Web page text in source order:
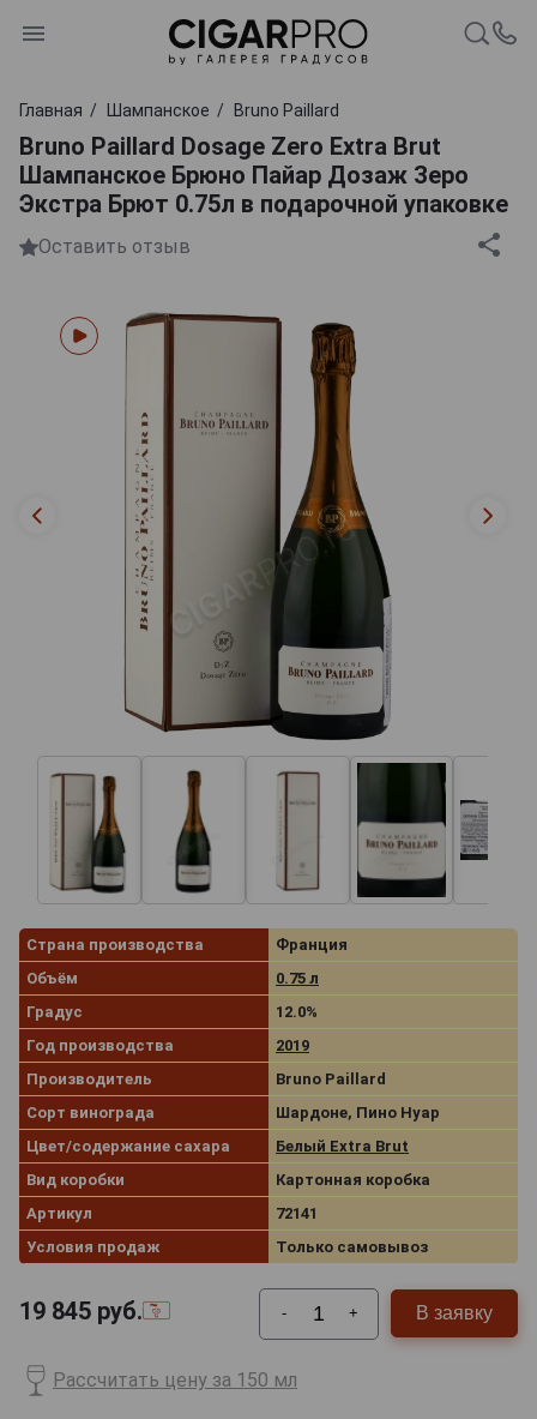
Главная Шампанское Bruno Paillard
Bruno Paillard Dosage Zero Extra Brut
Шампанское Брюно Пайар Дозаж Зеро
Экстра Брют 0.75л в подарочной упаковке
Оставить отзыв
Страна производства
Франция
Объём
0.75 л
Градус
12.0%
Год производства
2019
Производитель
Bruno Paillard
Сорт винограда
Шардоне, Пино Нуар
Цвет/содержание сахара
Белый Extra Brut
Вид коробки
Картонная коробка
Артикул
72141
Условия продаж
Только самовывоз
19 845 руб. - + В заявку
Рассчитать цену за 150 мл